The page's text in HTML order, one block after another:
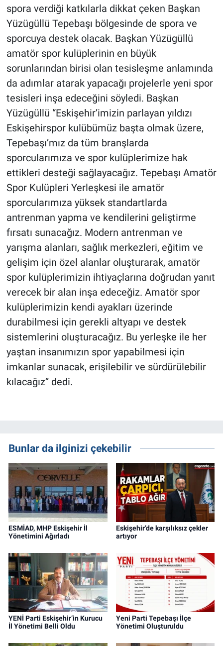
spora verdiği katkılarla dikkat çeken Başkan
Yüzügüllü Tepebaşı bölgesinde de spora ve
sporcuya destek olacak. Başkan Yüzügüllü
amatör spor kulüplerinin en büyük
sorunlarından birisi olan tesisleşme anlamında
da adımlar atarak yapacağı projelerle yeni spor
tesisleri inşa edeceğini söyledi. Başkan
Yüzügüllü “Eskişehir’imizin parlayan yıldızı
Eskişehirspor kulübümüz başta olmak üzere,
Tepebaşı’mız da tüm branşlarda
sporcularımıza ve spor kulüplerimize hak
ettikleri desteği sağlayacağız. Tepebaşı Amatör
Spor Kulüpleri Yerleşkesi ile amatör
sporcularımıza yüksek standartlarda
antrenman yapma ve kendilerini geliştirme
fırsatı sunacağız. Modern antrenman ve
yarışma alanları, sağlık merkezleri, eğitim ve
gelişim için özel alanlar oluşturarak, amatör
spor kulüplerimizin ihtiyaçlarına doğrudan yanıt
verecek bir alan inşa edeceğiz. Amatör spor
kulüplerimizin kendi ayakları üzerinde
durabilmesi için gerekli altyapı ve destek
sistemlerini oluşturacağız. Bu yerleşke ile her
yaştan insanımızın spor yapabilmesi için
imkanlar sunacak, erişilebilir ve sürdürülebilir
kılacağız” dedi.
Bunlar da ilginizi çekebilir
ESMİAD, MHP Eskişehir İl
Yönetimini Ağırladı
Eskişehir’de karşılıksız çekler
artıyor
YENİ Parti Eskişehir’in Kurucu
İl Yönetimi Belli Oldu
Yeni Parti Tepebaşı İlçe
Yönetimi Oluşturuldu